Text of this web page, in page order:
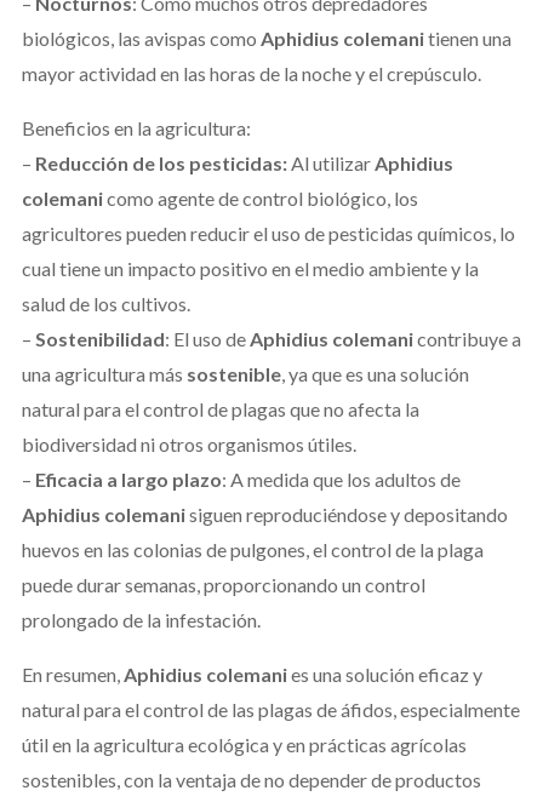
biológicos, las avispas como Aphidius colemanitienen una
mayor actividad en las horas de la noche y el crepúsculo.
Beneficios en la agricultura:
– Reducción de los pesticidas:Al utilizarAphidius
colemanicomo agente de control biológico, los
agricultores pueden reducir el uso de pesticidas químicos, lo
cual tiene un impacto positivo en el medio ambiente y la
salud de los cultivos.
– Sostenibilidad: El uso deAphidius colemanicontribuye a
una agricultura más sostenible, ya que es una solución
natural para el control de plagas que no afecta la
biodiversidad ni otros organismos útiles.
– Eficacia a largo plazo: A medida que los adultos de
Aphidius colemanisiguen reproduciéndose y depositando
huevos en las colonias de pulgones, el control de la plaga
puede durar semanas, proporcionando un control
prolongado de la infestación.
En resumen,Aphidius colemanies una solución eficaz y
natural para el control de las plagas de áfidos, especialmente
útil en la agricultura ecológica y en prácticas agrícolas
sostenibles, con la ventaja de no depender de productos